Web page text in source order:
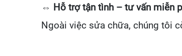
⇔ Hỗ trợ tận tình – tư vấn miễn
Ngoài việc sửa chữa, chúng tôi